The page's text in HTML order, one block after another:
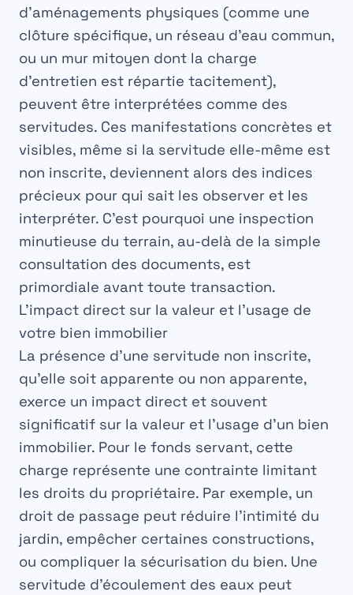
d’aménagements physiques (comme une
clôture spécifique, un réseau d’eau commun,
ou un mur mitoyen dont la charge
d’entretien est répartie tacitement),
peuvent être interprétées comme des
servitudes. Ces manifestations concrètes et
visibles, même si la servitude elle-même est
non inscrite, deviennent alors des indices
précieux pour qui sait les observer et les
interpréter. C’est pourquoi une inspection
minutieuse du terrain, au-delà de la simple
consultation des documents, est
primordiale avant toute transaction.
L’impact direct sur la valeur et l’usage de
votre bien immobilier
La présence d’une servitude non inscrite,
qu’elle soit apparente ou non apparente,
exerce un impact direct et souvent
significatif sur la valeur et l’usage d’un bien
immobilier. Pour le fonds servant, cette
charge représente une contrainte limitant
les droits du propriétaire. Par exemple, un
droit de passage peut réduire l’intimité du
jardin, empêcher certaines constructions,
ou compliquer la sécurisation du bien. Une
servitude d’écoulement des eaux peut